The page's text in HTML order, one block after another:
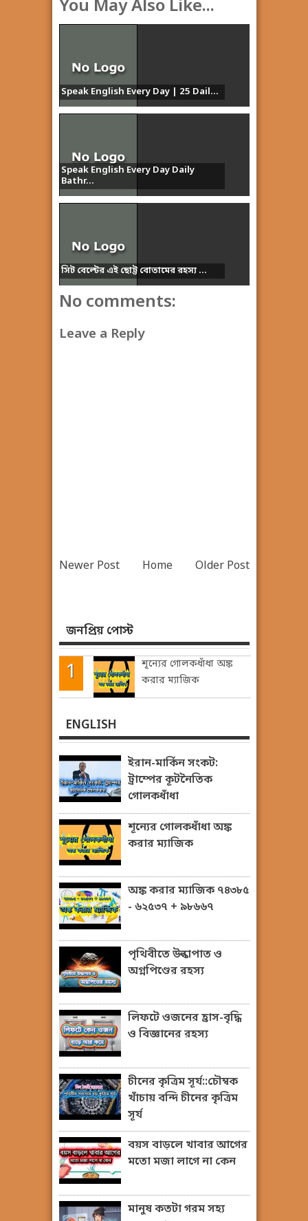
You May Also Like...
Speak English Every Day | 25 Dail...
Speak English Every Day Daily
Bathr...
সিট বেল্টের এই ছোট্ট বোতামের রহস্য ...
No comments:
Leave a Reply
Newer Post Older Post
Home
জনপ্রিয় পোস্ট
শূন্যের গোলকধাঁধা অঙ্ক
করার ম্যাজিক
ENGLISH
ইরান-মার্কিন সংকট:
ট্রাম্পের কূটনৈতিক
গোলকধাঁধা
শূন্যের গোলকধাঁধা অঙ্ক
করার ম্যাজিক
অঙ্ক করার ম্যাজিক ৭৪৩৮৫
- ৬২৫৩৭ + ৯৮৬৬৭
পৃথিবীতে উল্কাপাত ও
অগ্নপিণ্ডের রহস্য
লিফটে ওজনের হ্রাস-বৃদ্ধি
ও বিজ্ঞানের রহস্য
চীনের কৃত্রিম সূর্য::চৌম্বক
খাঁচায় বন্দি চীনের কৃত্রিম
সূর্য
বয়স বাড়লে খাবার আগের
মতো মজা লাগে না কেন
মানুষ কতটা গরম সহ্য